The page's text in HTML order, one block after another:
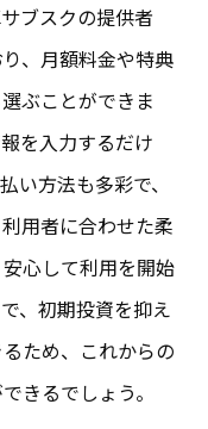
ブスクの提供者
、月額料金や特典
ぶことができま
を入力するだけ
い方法も多彩で、
用者に合わせた柔
心して利用を開始
、初期投資を抑え
ため、これからの
きるでしょう。